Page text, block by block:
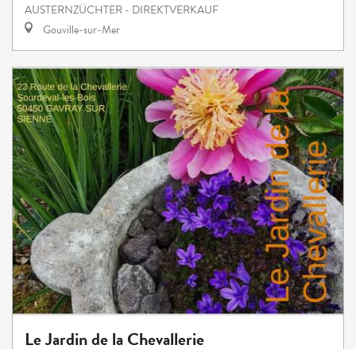
AUSTERNZÜCHTER - DIREKTVERKAUF
Gouville-sur-Mer
Le Jardin de la Chevallerie